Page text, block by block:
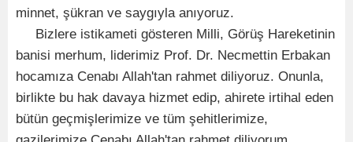
minnet, şükran ve saygıyla anıyoruz.
Bizlere istikameti gösteren Milli, Görüş Hareketinin
banisi merhum, liderimiz Prof. Dr. Necmettin Erbakan
hocamıza Cenabı Allah'tan rahmet diliyoruz. Onunla,
birlikte bu hak davaya hizmet edip, ahirete irtihal eden
bütün geçmişlerimize ve tüm şehitlerimize,